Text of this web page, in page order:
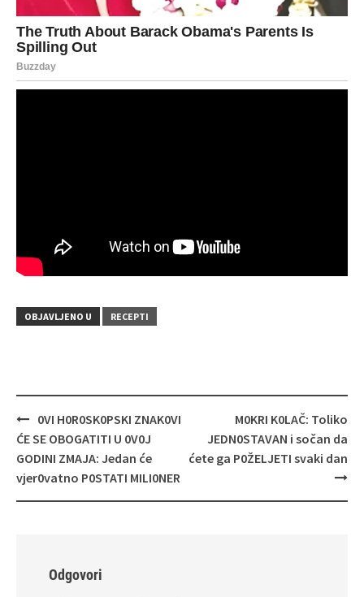
OBJAVLJENO U RECEPTI
Navigacija
objava
0VI H0R0SK0PSKI ZNAK0VI
ĆE SE OBOGATITI U 0V0J
GODINI ZMAJA: Jedan će
vjer0vatno P0STATI MILI0NER
M0KRI K0LAČ: Toliko
JEDN0STAVAN i sočan da
ćete ga P0ŽELJETI svaki dan
Odgovori